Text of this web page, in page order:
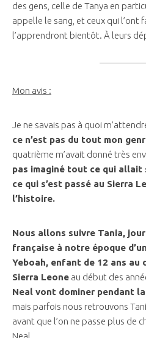
des gens, celle de Tanya en
appelle le sang, et ceux qui l’ont
l’apprendront bientôt. À leurs
Mon avis :
Je ne savais pas à quoi
ce n’est pas du tout mon
quatrième m’avait donné très
pas imaginé tout ce qui
ce qui s’est passé au Sierra
l’histoire.
Nous allons suivre Tania,
française à notre époque
Yeboah, enfant de 12 ans au
Sierra Leone au début des
Neal vont dominer pendant
mais parfois nous retrouvons
avant que l’on ne passe plus de
Neal.